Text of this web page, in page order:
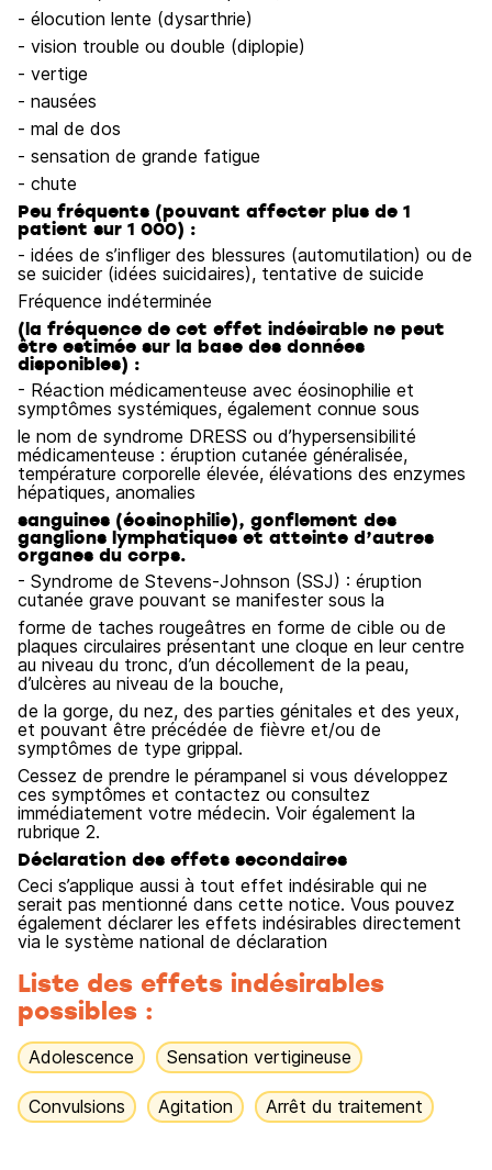
- élocution lente (dysarthrie)
- vision trouble ou double (diplopie)
- vertige
- nausées
- mal de dos
- sensation de grande fatigue
- chute
Peu fréquents (pouvant affecter plus de 1
patient sur 1 000) :
- idées de s’infliger des blessures (automutilation) ou de
se suicider (idées suicidaires), tentative de suicide
Fréquence indéterminée
(la fréquence de cet effet indésirable ne peut
être estimée sur la base des données
disponibles) :
- Réaction médicamenteuse avec éosinophilie et
symptômes systémiques, également connue sous
le nom de syndrome DRESS ou d’hypersensibilité
médicamenteuse : éruption cutanée généralisée,
température corporelle élevée, élévations des enzymes
hépatiques, anomalies
sanguines (éosinophilie), gonflement des
ganglions lymphatiques et atteinte d’autres
organes du corps.
- Syndrome de Stevens-Johnson (SSJ) : éruption
cutanée grave pouvant se manifester sous la
forme de taches rougeâtres en forme de cible ou de
plaques circulaires présentant une cloque en leur centre
au niveau du tronc, d’un décollement de la peau,
d’ulcères au niveau de la bouche,
de la gorge, du nez, des parties génitales et des yeux,
et pouvant être précédée de fièvre et/ou de
symptômes de type grippal.
Cessez de prendre le pérampanel si vous développez
ces symptômes et contactez ou consultez
immédiatement votre médecin. Voir également la
rubrique 2.
Déclaration des effets secondaires
Ceci s’applique aussi à tout effet indésirable qui ne
serait pas mentionné dans cette notice. Vous pouvez
également déclarer les effets indésirables directement
via le système national de déclaration
Liste des effets indésirables
possibles :
Adolescence Sensation vertigineuse
Convulsions Agitation Arrêt du traitement